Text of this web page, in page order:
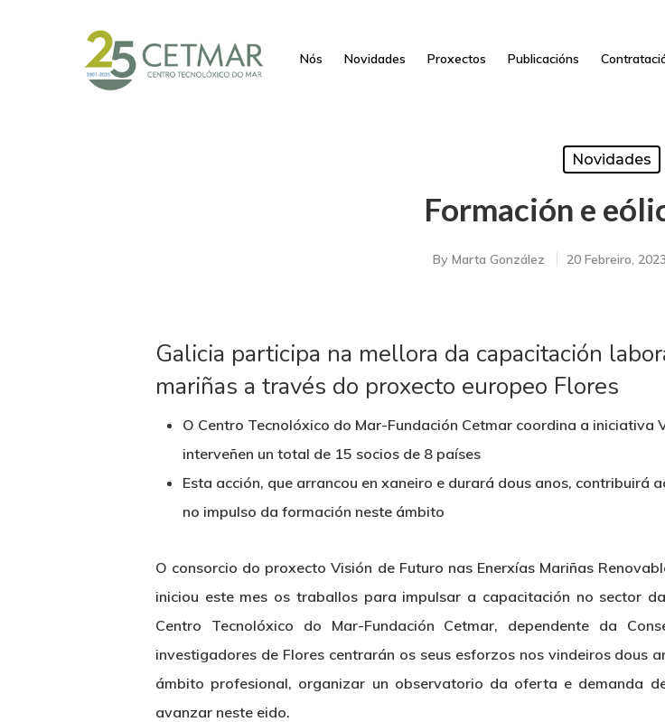
Nós Novidades Proxectos Publicacións
Novidades
Formación e
By Marta González 20 Febreiro, 2023
Galicia participa na mellora da capacitación
mariñas a través do proxecto europeo Flores
O Centro Tecnolóxico do Mar-Fundación Cetmar coordina a iniciativa
interveñen un total de 15 socios de 8 países
Esta acción, que arrancou en xaneiro e durará dous anos, contribuirá
no impulso da formación neste ámbito
O consorcio do proxecto Visión de Futuro nas Enerxías Mariñas
iniciou este mes os traballos para impulsar a capacitación no sector
Centro Tecnolóxico do Mar-Fundación Cetmar, dependente da
investigadores de Flores centrarán os seus esforzos nos vindeiros dous
ámbito profesional, organizar un observatorio da oferta e demanda
avanzar neste eido.